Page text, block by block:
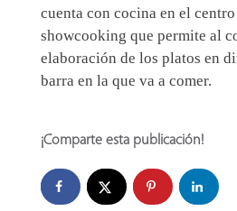
cuenta con cocina en el
showcooking que permite al
elaboración de los platos en
barra en la que va a comer.
¡Comparte esta publicación!